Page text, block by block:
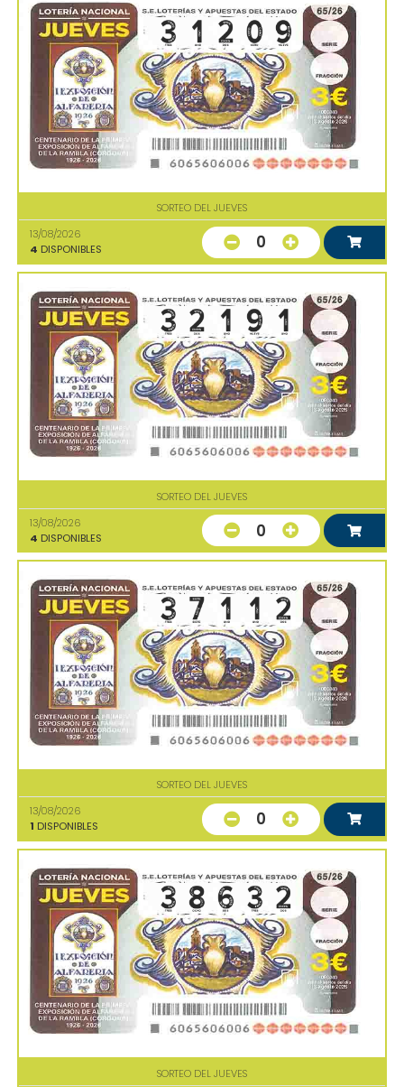
SORTEO DEL JUEVES
13/08/2026
4 DISPONIBLES 0
SORTEO DEL JUEVES
13/08/2026
4 DISPONIBLES 0
SORTEO DEL JUEVES
13/08/2026
1 DISPONIBLES 0
SORTEO DEL JUEVES